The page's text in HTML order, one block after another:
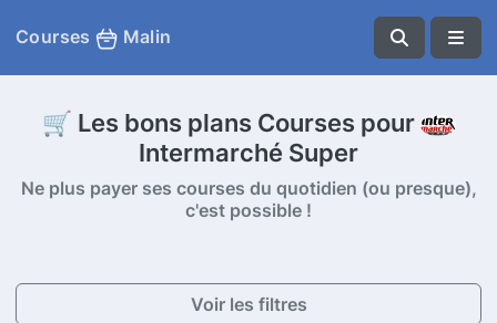
Courses Malin
🛒 Les bons plans Courses pour
Intermarché Super
Ne plus payer ses courses du quotidien (ou presque),
c'est possible !
Voir les filtres